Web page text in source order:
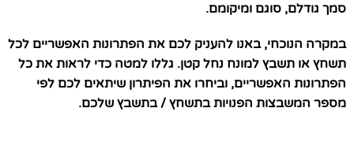
סמך גודלם, סוגם ומיקומם.
במקרה הנוכחי, באנו להעניק לכם את הפתרונות האפשריים לכל
תשחץ או תשבץ למונח נחל קטן. גללו למטה כדי לראות את כל
הפתרונות האפשריים, וביחרו את הפיתרון שיתאים לכם לפי
מספר המשבצות הפנויות בתשחץ / בתשבץ שלכם.